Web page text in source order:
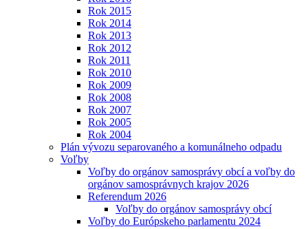
Rok 2015
Rok 2014
Rok 2013
Rok 2012
Rok 2011
Rok 2010
Rok 2009
Rok 2008
Rok 2007
Rok 2005
Rok 2004
Plán vývozu separovaného a komunálneho odpadu
Voľby
Voľby do orgánov samosprávy obcí a voľby do
orgánov samosprávnych krajov 2026
Referendum 2026
Voľby do orgánov samosprávy obcí
Voľby do Európskeho parlamentu 2024